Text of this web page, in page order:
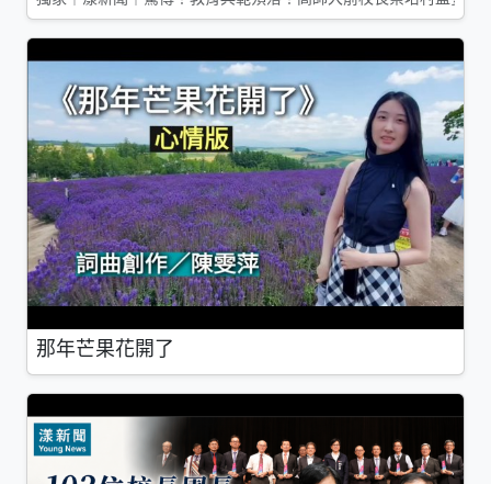
那年芒果花開了